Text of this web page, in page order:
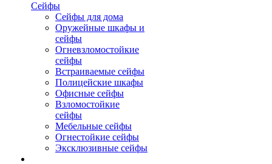
Сейфы
Сейфы для дома
Оружейные шкафы и
сейфы
Огневзломостойкие
сейфы
Встраиваемые сейфы
Полицейские шкафы
Офисные сейфы
Взломостойкие
сейфы
Мебельные сейфы
Огнестойкие сейфы
Эксклюзивные сейфы